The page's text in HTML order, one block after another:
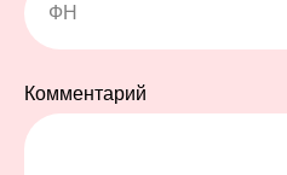
Комментарий